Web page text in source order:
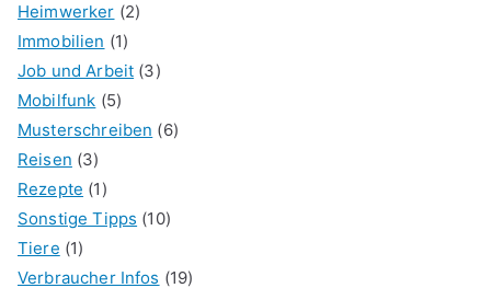
Heimwerker (2)
Immobilien (1)
Job und Arbeit (3)
Mobilfunk (5)
Musterschreiben (6)
Reisen (3)
Rezepte (1)
Sonstige Tipps (10)
Tiere (1)
Verbraucher Infos (19)